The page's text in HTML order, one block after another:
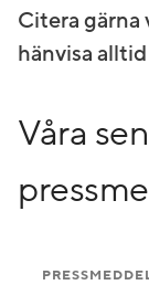
Citera gärna
hänvisa
Våra